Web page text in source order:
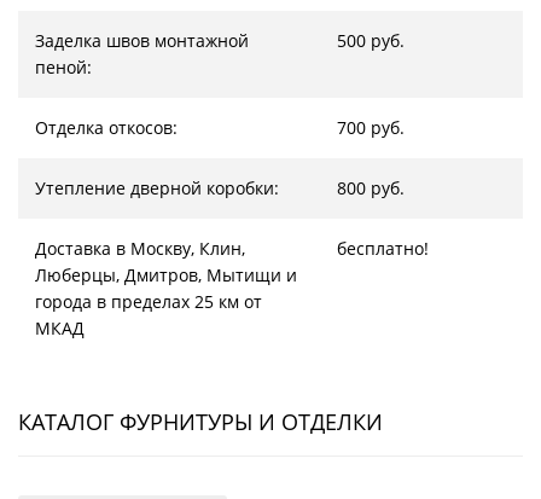
Заделка швов монтажной
пеной:
500 руб.
Отделка откосов: 700 руб.
Утепление дверной коробки: 800 руб.
Доставка в Москву, Клин,
Люберцы, Дмитров, Мытищи и
города в пределах 25 км от
МКАД
бесплатно!
КАТАЛОГ ФУРНИТУРЫ И ОТДЕЛКИ